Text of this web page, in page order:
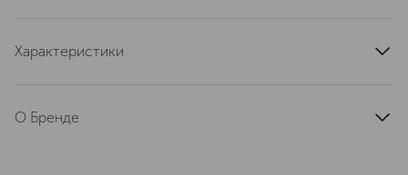
Характеристики
О Бренде